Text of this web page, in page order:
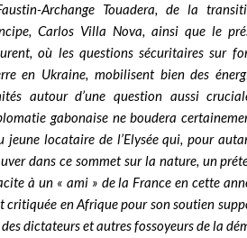
Archange Touadera, de la
Carlos Villa Nova, ainsi que le
où les questions sécuritaires sur
en Ukraine, mobilisent bien des
autour d’une question aussi
gabonaise ne boudera
jeune locataire de l’Elysée qui, pour
dans ce sommet sur la nature, un
à un « ami » de la France en cette
critiquée en Afrique pour son soutien
dictateurs et autres fossoyeurs de la